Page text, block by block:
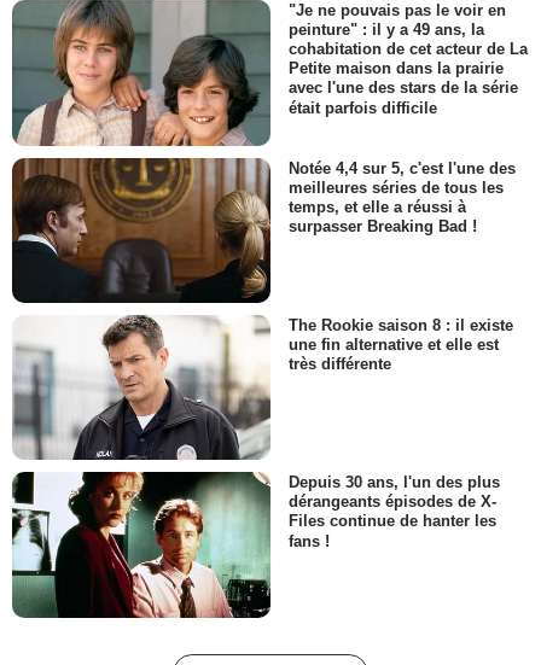
"Je ne pouvais pas le voir en
peinture" : il y a 49 ans, la
cohabitation de cet acteur de La
Petite maison dans la prairie
avec l'une des stars de la série
était parfois difficile
Notée 4,4 sur 5, c'est l'une des
meilleures séries de tous les
temps, et elle a réussi à
surpasser Breaking Bad !
The Rookie saison 8 : il existe
une fin alternative et elle est
très différente
Depuis 30 ans, l'un des plus
dérangeants épisodes de X-
Files continue de hanter les
fans !